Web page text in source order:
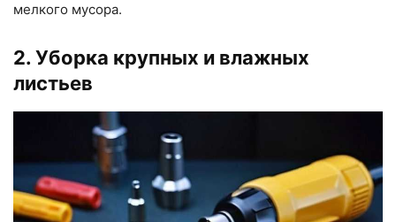
мелкого мусора.
2. Уборка крупных и влажных
листьев